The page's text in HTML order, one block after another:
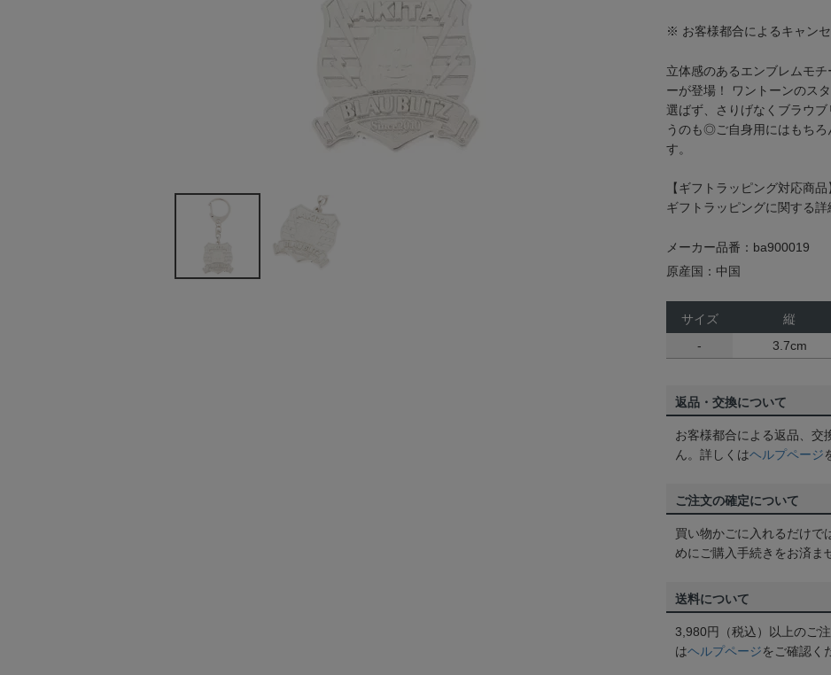
※ お客様都合によるキャンセ
立体感のあるエンブレムモ
ーが登場！ ワントーンのス
選ばず、さりげなくブラウ
うのも◎ご自身用にはもち
す。
【ギフトラッピング対応商品
ギフトラッピングに関する詳
メーカー品番：ba900019
原産国：中国
サイズ 縦
-
3.7cm
返品・交換について
お客様都合による返品、交
ん。詳しくはヘルプページ
ご注文の確定について
買い物かごに入れるだけで
めにご購入手続きをお済ま
送料について
3,980円（税込）以上のご
はヘルプページをご確認く